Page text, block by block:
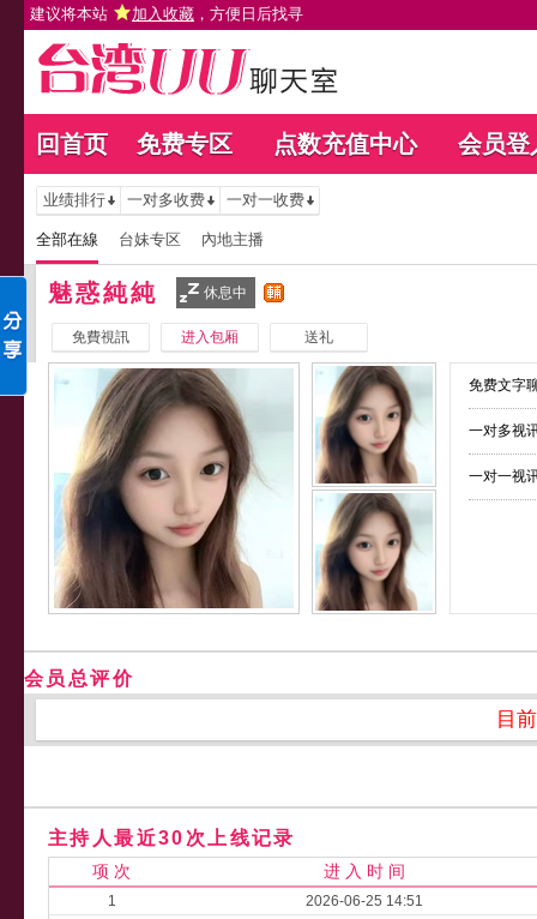
建议将本站 加入收藏 ，方便日后找寻
回首页 免费专区 点数充值中心 会员登
业绩排行 一对多收费 一对一收费
全部在線 台妹专区 內地主播
魅惑純純 休息中
免費視訊 进入包厢 送礼
免费文字
一对多视
一对一视
会员总评价
目
主持人最近30次上线记录
项 次 进 入 时 间
1
2026-06-25 14:51